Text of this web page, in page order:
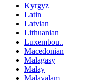
Kyrgyz
Latin
Latvian
Lithuanian
Luxembou..
Macedonian
Malagasy
Malay
Malayalam